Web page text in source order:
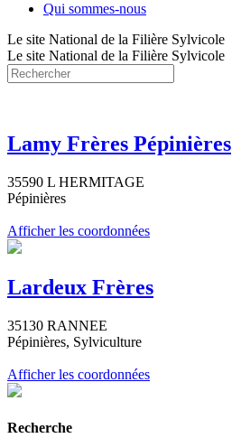
Qui sommes-nous
Le site National de la Filière Sylvicole
Le site National de la Filière Sylvicole
Lamy Frères Pépinières
35590 L HERMITAGE
Pépinières
Afficher les coordonnées
Lardeux Frères
35130 RANNEE
Pépinières, Sylviculture
Afficher les coordonnées
Recherche